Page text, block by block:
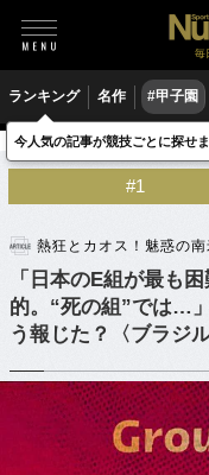
毎
ランキング 名作 #甲子園
サッカー 海外サッカー
#1
熱狂とカオス！魅惑の
「日本のE組が最も
的。“死の組”では…
う報じた？〈ブラジ
今人気の記事が競技ごとに探せ